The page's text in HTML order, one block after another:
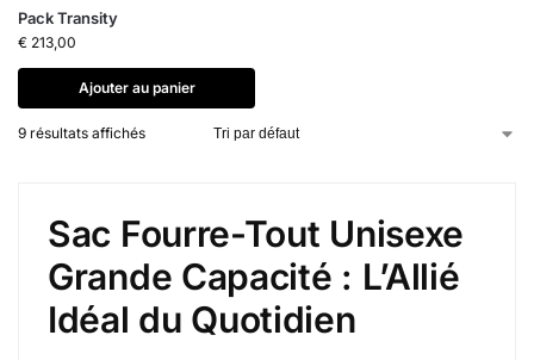
Pack Transity
€ 213,00
Ajouter au panier
9 résultats affichés
Sac Fourre-Tout Unisexe
Grande Capacité : L’Allié
Idéal du Quotidien